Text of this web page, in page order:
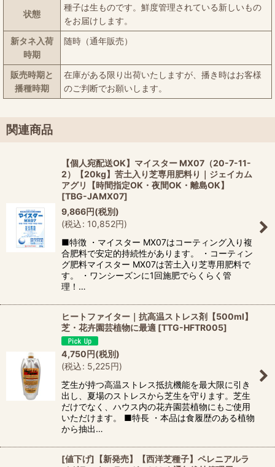
状態
種子は生ものです。鮮度管理されている新しいもの
をお届けします。
新タネ入荷
時期
随時（通年販売）
販売時期と
播種時期
在庫がある限り出荷いたしますが、播き時はお客様
のご判断でお願いします。
関連商品
【個人宛配送OK】マイスター MX07（20-7-11-
2）【20kg】苦土入り芝専用肥料り｜ジェイカム
アグリ【時間指定OK・夜間OK・離島OK】
[TBG-JAMX07]
9,866円(税別)
(税込: 10,852円)
■特徴 ・マイスター MX07はコーティング入り複
合肥料で安定的持続性があります。 ・コーティン
グ肥料マイスター MX07は苦土入り芝専用肥料で
す。 ・ワンシーズンに1回施肥でらくらく管
理！…
ヒートファイター｜抗高温ストレス剤【500ml】
芝・花卉園芸植物に最適 [TTG-HFTR005]
4,750円(税別)
(税込: 5,225円)
芝生が持つ高温ストレス抵抗機能を最大限に引き
出し、夏場のストレスから芝生を守ります。芝生
だけでなく、ハウス内の花卉園芸植物にもご使用
いただけます。 ■特長 ・本品は食履歴のある植物
から抽出…
[値下げ]【新発売】【西洋芝種子】ペレニアルラ